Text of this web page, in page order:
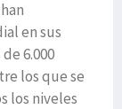
en sus
6.000
los que se
los niveles